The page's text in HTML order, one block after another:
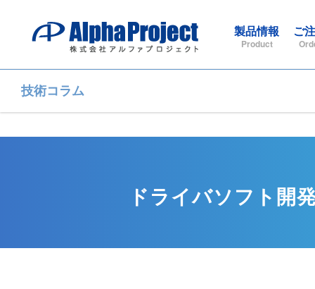
製品情報
Product
ご
技術コラム
ドライバソフト開